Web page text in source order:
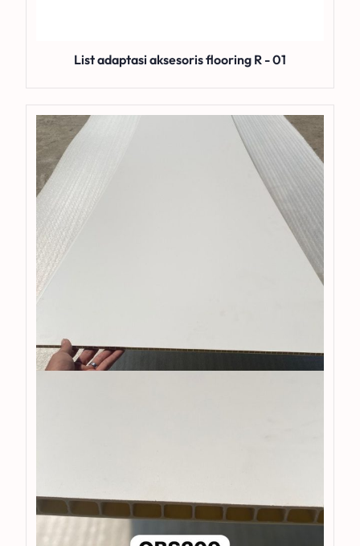
List adaptasi aksesoris flooring R - 01